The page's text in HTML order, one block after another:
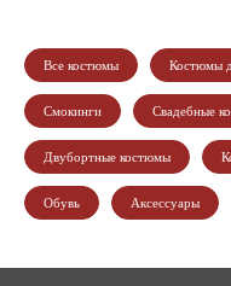
Все костюмы Костюмы
Смокинги Свадебные
Двубортные костюмы
Обувь Аксессуары